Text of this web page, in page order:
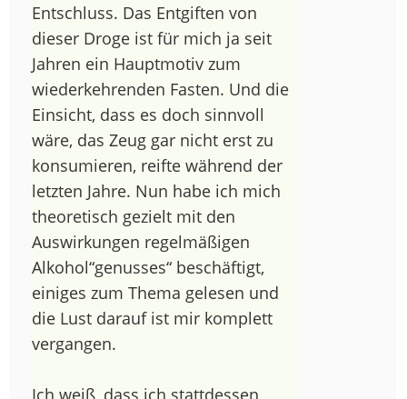
Entschluss. Das Entgiften von
dieser Droge ist für mich ja seit
Jahren ein Hauptmotiv zum
wiederkehrenden Fasten. Und die
Einsicht, dass es doch sinnvoll
wäre, das Zeug gar nicht erst zu
konsumieren, reifte während der
letzten Jahre. Nun habe ich mich
theoretisch gezielt mit den
Auswirkungen regelmäßigen
Alkohol“genusses“ beschäftigt,
einiges zum Thema gelesen und
die Lust darauf ist mir komplett
vergangen.
Ich weiß, dass ich stattdessen